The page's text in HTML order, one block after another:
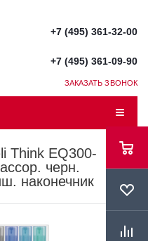
+7 (495) 361-32-00
+7 (495) 361-09-90
ЗАКАЗАТЬ ЗВОНОК
Think EQ300-
черн.
наконечник